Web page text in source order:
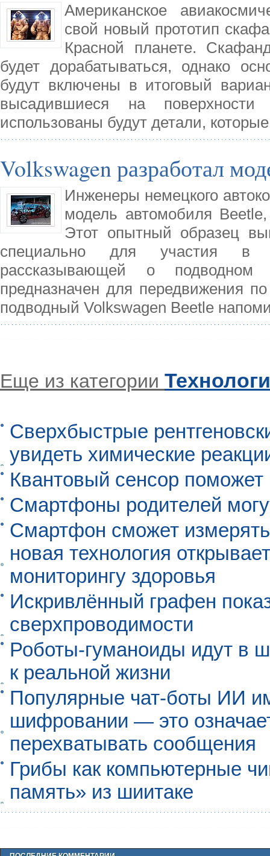
Американское
свой новый прототип
Красной планете.
будет дорабатываться, однако
будут включены в итоговый
высадившиеся на
использованы будут детали,
Volkswagen разработал
Инженеры немецкого
модель автомобиля
Этот опытный образец
специально для участия в
рассказывающей о
предназначен для передвижения
подводный Volkswagen Beetle
Еще из категории
Сверхбыстрые
увидеть химические
Квантовый сенсор
Смартфоны родителей
Смартфон сможет
новая технология
мониторингу здоровья
Искривлённый графен
сверхпроводимости
Роботы-гуманоиды идут в
к реальной жизни
Популярные чат-боты ИИ
шифровании — это
перехватывать сообщения
Грибы как компьютерные
память» из шиитаке